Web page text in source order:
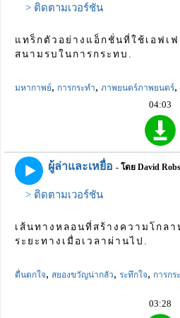
> ติดตามเวอร์ชัน
แทร็กตัวอย่างแอ็กชั่นที่ใช้เอฟเ
สนามรบในการกระทบ.
มหากาพย์, การกระทำ, ภาพยนตร์ภาพยนตร์,
04:03
ผู้ล่าและเหยื่อ - โดย David
> ติดตามเวอร์ชัน
เส้นทางหลอนที่สร้างความโกลา
ระยะทางเมื่อเวลาผ่านไป.
ตื่นตกใจ, สยองขวัญน่ากลัว, ระทึกใจ, การกร
03:28